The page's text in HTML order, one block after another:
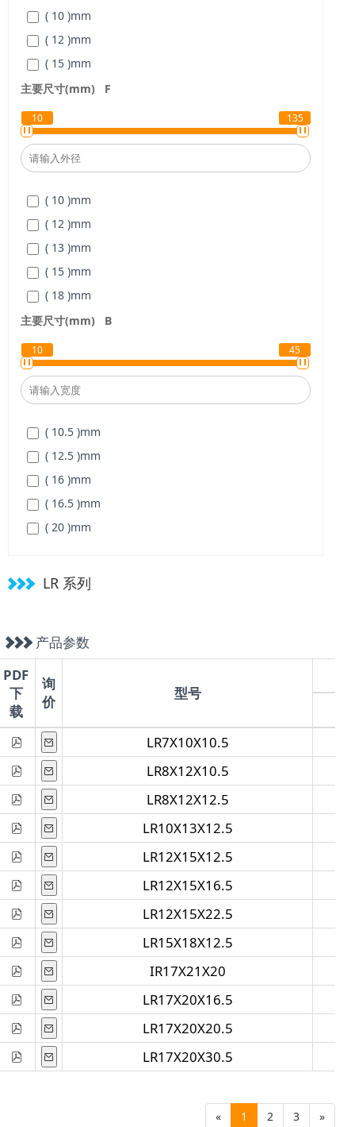
( 10 )mm
( 12 )mm
( 15 )mm
( 17 )mm
( 20 )
( 22 )mm
( 25 )mm
( 35 )mm
( 40 )mm
( 45 )mm
( 50 )mm
( 120 )mm
主要尺寸(mm) F
10 135
( 10 )mm
( 12 )mm
( 13 )mm
( 15 )mm
( 18 )mm
( 20 )mm
( 21 )
( 25 )mm
( 28 )mm
( 35 )mm
( 40 )mm
( 45 )mm
( 50 )mm
( 55 )mm
主要尺寸(mm) B
10 45
( 10.5 )mm
( 12.5 )mm
( 16 )mm
( 16.5 )mm
( 20 )mm
( 22.5 )mm
( 26.5 )mm
( 38.5 )
LR 系列
产品参数
PDF
下
载
询
价
型号
LR7X10X10.5
LR8X12X10.5
LR8X12X12.5
LR10X13X12.5
LR12X15X12.5
LR12X15X16.5
LR12X15X22.5
LR15X18X12.5
IR17X21X20
LR17X20X16.5
LR17X20X20.5
LR17X20X30.5
« 1 2 3 »